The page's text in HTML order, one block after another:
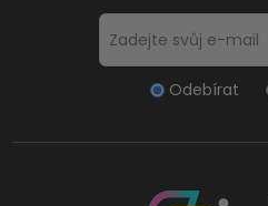
Odebírat